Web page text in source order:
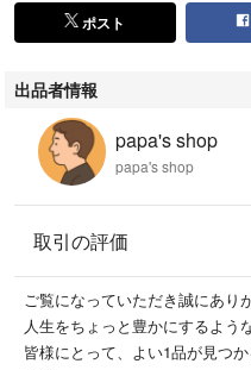
ポスト
出品者情報
papa's shop
papa's shop
取引の評価
ご覧になっていただき誠にあり
人生をちょっと豊かにするよう
皆様にとって、よい1品が見つ